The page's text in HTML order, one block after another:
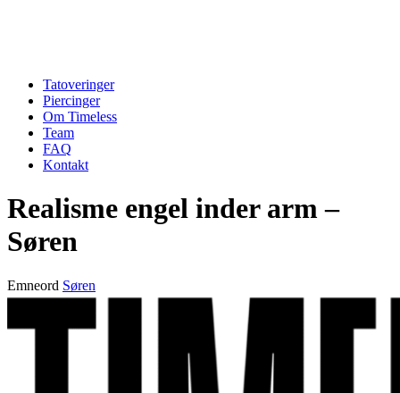
Tatoveringer
Piercinger
Om Timeless
Team
FAQ
Kontakt
Realisme engel inder arm –
Søren
Emneord Søren